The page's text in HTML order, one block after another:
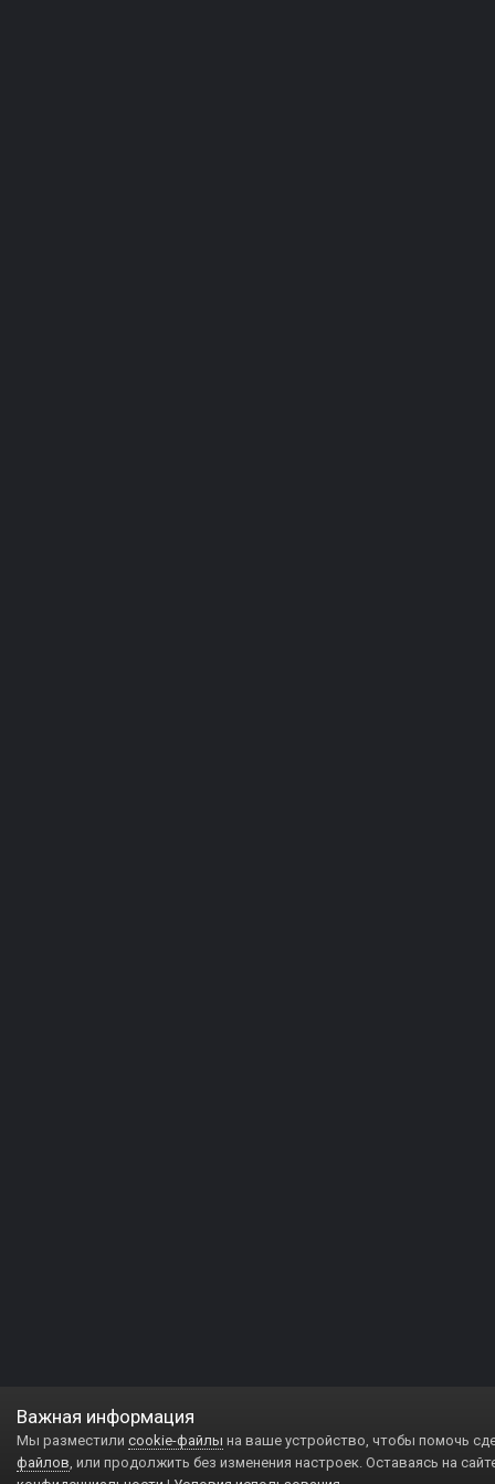
Важная информация
Мы разместили cookie-файлы на ваше устройство, чтобы помочь
файлов, или продолжить без изменения настроек. Оставаясь на